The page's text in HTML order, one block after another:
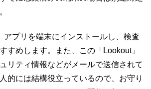
アプリを端末にインストールし、検査
すめします。また、この「Lookout」
リティ情報などがメールで送信されて
的には結構役立っているので、お守り